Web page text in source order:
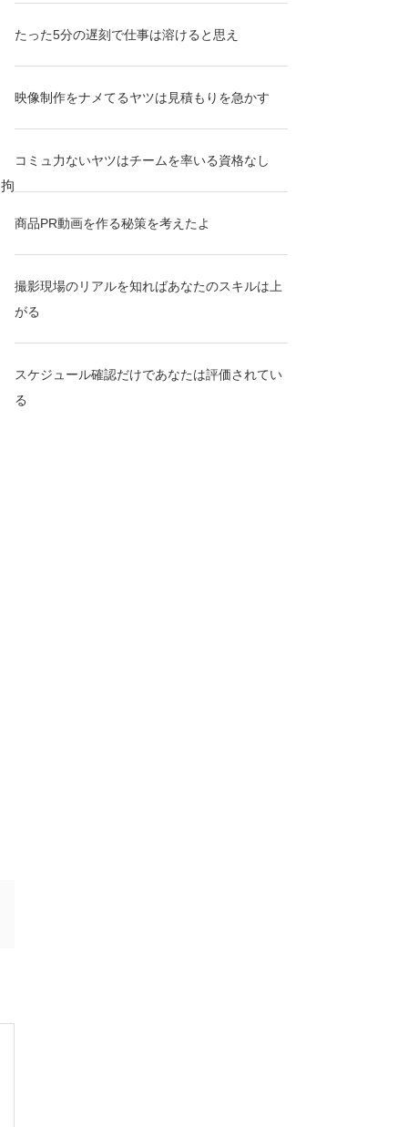
たった5分の遅刻で仕事は溶けると思え
映像制作をナメてるヤツは見積もりを急かす
コミュ力ないヤツはチームを率いる資格なし
商品PR動画を作る秘策を考えたよ
撮影現場のリアルを知ればあなたのスキルは上
がる
スケジュール確認だけであなたは評価されてい
る